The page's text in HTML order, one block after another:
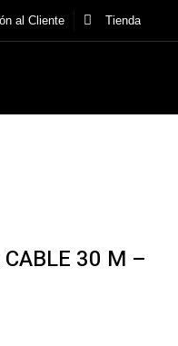
al Cliente Tienda
CABLE 30 M –